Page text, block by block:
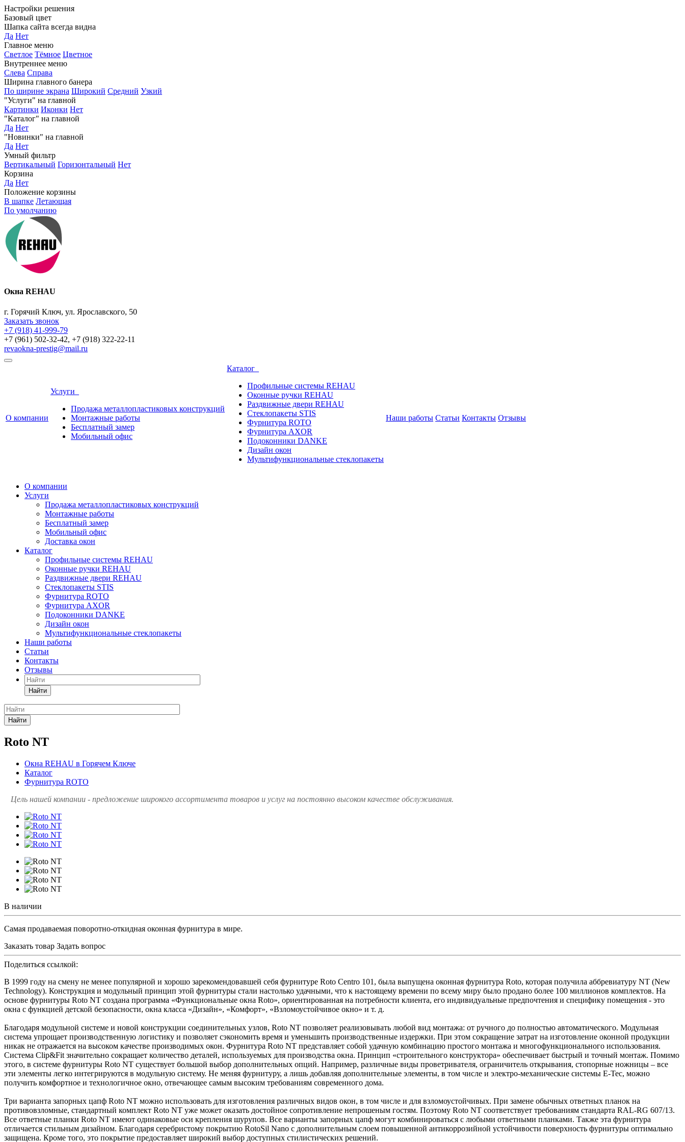
Настройки решения
Базовый цвет
Шапка сайта всегда видна
Да Нет
Главное меню
Светлое Тёмное Цветное
Внутреннее меню
Слева Справа
Ширина главного банера
По ширине экрана Широкий Средний Узкий
"Услуги" на главной
Картинки Иконки Нет
"Каталог" на главной
Да Нет
"Новинки" на главной
Да Нет
Умный фильтр
Вертикальный Горизонтальный Нет
Корзина
Да Нет
Положение корзины
В шапке Летающая
По умолчанию
Окна REHAU
г. Горячий Ключ, ул. Ярославского, 50
Заказать звонок
+7 (918) 41-999-79
+7 (961) 502-32-42, +7 (918) 322-22-11
revaokna-prestig@mail.ru
О компании
Услуги
Продажа металлопластиковых конструкций
Монтажные работы
Бесплатный замер
Мобильный офис
Каталог
Профильные системы REHAU
Оконные ручки REHAU
Раздвижные двери REHAU
Стеклопакеты STIS
Фурнитура ROTO
Фурнитура AXOR
Подоконники DANKE
Дизайн окон
Мультифункциональные стеклопакеты
Наши работы Статьи Контакты Отзывы
О компании
Услуги
Продажа металлопластиковых конструкций
Монтажные работы
Бесплатный замер
Мобильный офис
Доставка окон
Каталог
Профильные системы REHAU
Оконные ручки REHAU
Раздвижные двери REHAU
Стеклопакеты STIS
Фурнитура ROTO
Фурнитура AXOR
Подоконники DANKE
Дизайн окон
Мультифункциональные стеклопакеты
Наши работы
Статьи
Контакты
Отзывы
Найти
Найти
Roto NT
Окна REHAU в Горячем Ключе
Каталог
Фурнитура ROTO
Цель нашей компании - предложение широкого ассортимента товаров и услуг на постоянно высоком качестве обслуживания.
В наличии
Самая продаваемая поворотно-откидная оконная фурнитура в мире.
Заказать товар Задать вопрос
Поделиться ссылкой:
В 1999 году на смену не менее популярной и хорошо зарекомендовавшей себя фурнитуре Roto Centro 101, была выпущена оконная фурнитура Roto, которая получила аббревиатуру NT (New
Technology). Конструкция и модульный принцип этой фурнитуры стали настолько удачными, что к настоящему времени по всему миру было продано более 100 миллионов комплектов. На
основе фурнитуры Roto NT создана программа «Функциональные окна Roto», ориентированная на потребности клиента, его индивидуальные предпочтения и специфику помещения - это
окна с функцией детской безопасности, окна класса «Дизайн», «Комфорт», «Взломоустойчивое окно» и т. д.
Благодаря модульной системе и новой конструкции соединительных узлов, Roto NT позволяет реализовывать любой вид монтажа: от ручного до полностью автоматического. Модульная
система упрощает производственную логистику и позволяет сэкономить время и уменьшить производственные издержки. При этом сокращение затрат на изготовление оконной продукции
никак не отражается на высоком качестве производимых окон. Фурнитура Roto NT представляет собой удачную комбинацию простого монтажа и многофункционального использования.
Система Clip&Fit значительно сокращает количество деталей, используемых для производства окна. Принцип «строительного конструктора» обеспечивает быстрый и точный монтаж. Помимо
этого, в системе фурнитуры Roto NT существует большой выбор дополнительных опций. Например, различные виды проветривателя, ограничитель открывания, стопорные ножницы – все
эти элементы легко интегрируются в модульную систему. Не меняя фурнитуру, а лишь добавляя дополнительные элементы, в том числе и электро-механические системы E-Tec, можно
получить комфортное и технологичное окно, отвечающее самым высоким требованиям современного дома.
Три варианта запорных цапф Roto NT можно использовать для изготовления различных видов окон, в том числе и для взломоустойчивых. При замене обычных ответных планок на
противовзломные, стандартный комплект Roto NT уже может оказать достойное сопротивление непрошеным гостям. Поэтому Roto NT соответствует требованиям стандарта RAL-RG 607/13.
Все ответные планки Roto NT имеют одинаковые оси крепления шурупов. Все варианты запорных цапф могут комбинироваться с любыми ответными планками. Также эта фурнитура
отличается стильным дизайном. Благодаря серебристому покрытию RotoSil Nano с дополнительным слоем повышенной антикоррозийной устойчивости поверхность фурнитуры оптимально
защищена. Кроме того, это покрытие предоставляет широкий выбор доступных стилистических решений.